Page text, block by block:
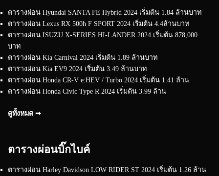
ตารางผ่อน Hyundai SANTA FE Hybrid 2024 เริ่มต้น 1.84 ล้านบาท
ตารางผ่อน Lexus RX 500h F SPORT 2024 เริ่มต้น 4.4ล้านบาท
ตารางผ่อน ISUZU X-SERIES HI-LANDER 2024 เริ่มต้น 878,000
บาท
ตารางผ่อน Kia Carnival 2024 เริ่มต้น 1.89 ล้านบาท
ตารางผ่อน Kia EV9 2024 เริ่มต้น 3.49 ล้านบาท
ตารางผ่อน Honda CR-V e:HEV / Turbo 2024 เริ่มต้น 1.41 ล้าน
ตารางผ่อน Honda Civic Type R 2024 เริ่มต้น 3.99 ล้าน
ดูทั้งหมด ➟
ตารางผ่อนบิ๊กไบค์
ตารางผ่อน Harley Davidson LOW RIDER ST 2024 เริ่มต้น 1.26 ล้าน